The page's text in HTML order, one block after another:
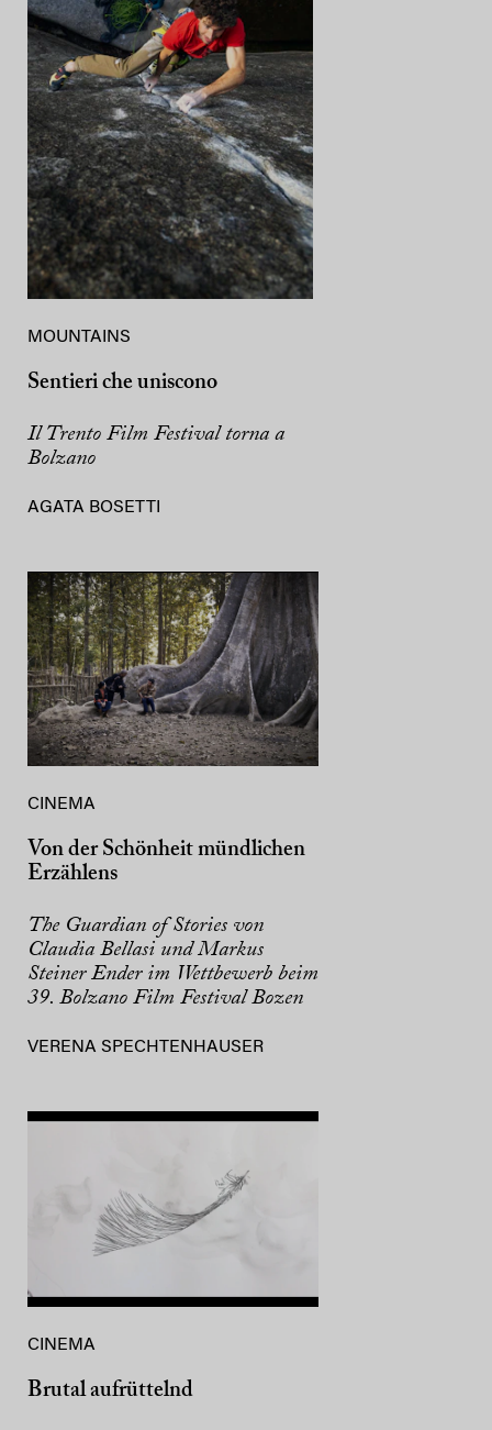
MOUNTAINS
Sentieri che uniscono
Il Trento Film Festival torna a
Bolzano
AGATA BOSETTI
CINEMA
Von der Schönheit mündlichen
Erzählens
The Guardian of Stories von
Claudia Bellasi und Markus
Steiner Ender im Wettbewerb beim
39. Bolzano Film Festival Bozen
VERENA SPECHTENHAUSER
CINEMA
Brutal aufrüttelnd